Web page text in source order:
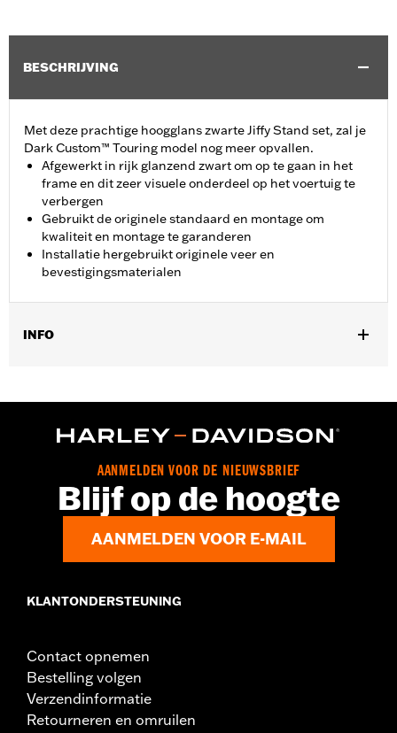
BESCHRIJVING
Met deze prachtige hoogglans zwarte Jiffy Stand set, zal je
Dark Custom™ Touring model nog meer opvallen.
Afgewerkt in rijk glanzend zwart om op te gaan in het
frame en dit zeer visuele onderdeel op het voertuig te
verbergen
Gebruikt de originele standaard en montage om
kwaliteit en montage te garanderen
Installatie hergebruikt originele veer en
bevestigingsmaterialen
INFO
AANMELDEN VOOR DE NIEUWSBRIEF
Blijf op de hoogte
AANMELDEN VOOR E-MAIL
KLANTONDERSTEUNING
Contact opnemen
Bestelling volgen
Verzendinformatie
Retourneren en omruilen